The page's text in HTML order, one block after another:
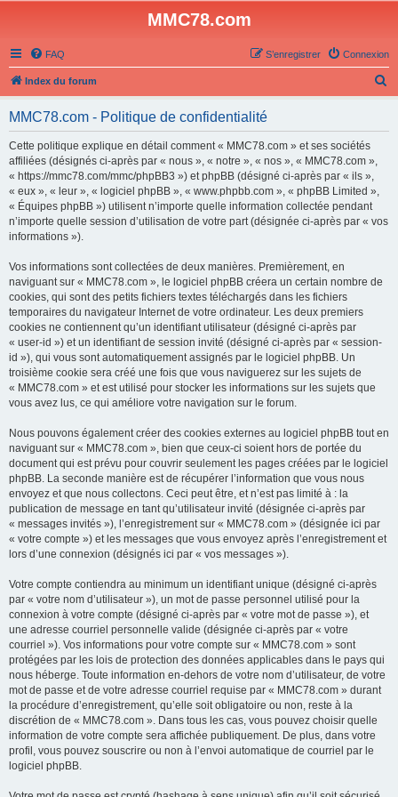
MMC78.com
FAQ Connexion
S’enregistrer
Index du forum
MMC78.com - Politique de confidentialité
Cette politique explique en détail comment « MMC78.com » et ses sociétés
affiliées (désignés ci-après par « nous », « notre », « nos », « MMC78.com »,
« https://mmc78.com/mmc/phpBB3 ») et phpBB (désigné ci-après par « ils »,
« eux », « leur », « logiciel phpBB », « www.phpbb.com », « phpBB Limited »,
« Équipes phpBB ») utilisent n’importe quelle information collectée pendant
n’importe quelle session d’utilisation de votre part (désignée ci-après par « vos
informations »).
Vos informations sont collectées de deux manières. Premièrement, en
naviguant sur « MMC78.com », le logiciel phpBB créera un certain nombre de
cookies, qui sont des petits fichiers textes téléchargés dans les fichiers
temporaires du navigateur Internet de votre ordinateur. Les deux premiers
cookies ne contiennent qu’un identifiant utilisateur (désigné ci-après par
« user-id ») et un identifiant de session invité (désigné ci-après par « session-
id »), qui vous sont automatiquement assignés par le logiciel phpBB. Un
troisième cookie sera créé une fois que vous naviguerez sur les sujets de
« MMC78.com » et est utilisé pour stocker les informations sur les sujets que
vous avez lus, ce qui améliore votre navigation sur le forum.
Nous pouvons également créer des cookies externes au logiciel phpBB tout en
naviguant sur « MMC78.com », bien que ceux-ci soient hors de portée du
document qui est prévu pour couvrir seulement les pages créées par le logiciel
phpBB. La seconde manière est de récupérer l’information que vous nous
envoyez et que nous collectons. Ceci peut être, et n’est pas limité à : la
publication de message en tant qu’utilisateur invité (désignée ci-après par
« messages invités »), l’enregistrement sur « MMC78.com » (désignée ici par
« votre compte ») et les messages que vous envoyez après l’enregistrement et
lors d’une connexion (désignés ici par « vos messages »).
Votre compte contiendra au minimum un identifiant unique (désigné ci-après
par « votre nom d’utilisateur »), un mot de passe personnel utilisé pour la
connexion à votre compte (désigné ci-après par « votre mot de passe »), et
une adresse courriel personnelle valide (désignée ci-après par « votre
courriel »). Vos informations pour votre compte sur « MMC78.com » sont
protégées par les lois de protection des données applicables dans le pays qui
nous héberge. Toute information en-dehors de votre nom d’utilisateur, de votre
mot de passe et de votre adresse courriel requise par « MMC78.com » durant
la procédure d’enregistrement, qu’elle soit obligatoire ou non, reste à la
discrétion de « MMC78.com ». Dans tous les cas, vous pouvez choisir quelle
information de votre compte sera affichée publiquement. De plus, dans votre
profil, vous pouvez souscrire ou non à l’envoi automatique de courriel par le
logiciel phpBB.